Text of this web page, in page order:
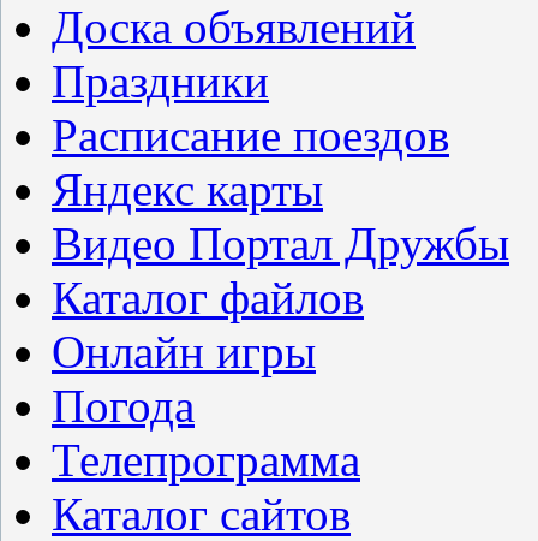
Доска объявлений
Праздники
Расписание поездов
Яндекс карты
Видео Портал Дружбы
Каталог файлов
Онлайн игры
Погода
Телепрограмма
Каталог сайтов